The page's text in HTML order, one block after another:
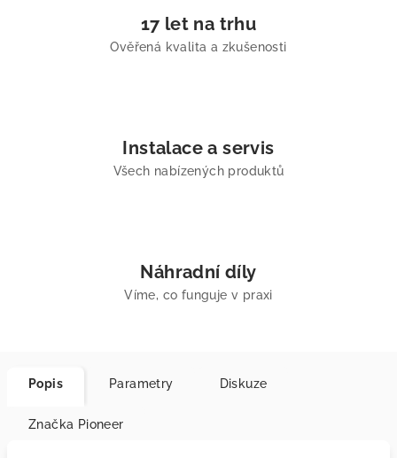
17 let na trhu
Ověřená kvalita a zkušenosti
Instalace a servis
Všech nabízených produktů
Náhradní díly
Víme, co funguje v praxi
Popis Parametry Diskuze
Značka Pioneer